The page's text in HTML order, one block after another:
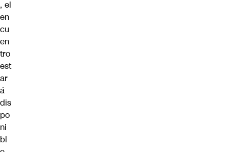
, el
en
cu
en
tro
est
ar
á
dis
po
ni
bl